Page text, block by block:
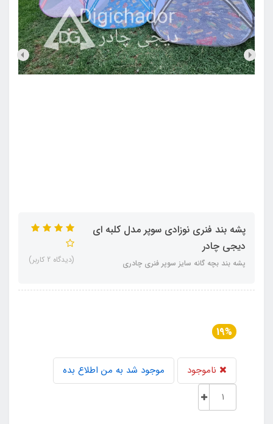
پشه‌ بند فنری نوزادی سوپر مدل کلبه ای
دیجی چادر
پشه‌ بند بچه گانه سایز سوپر فنری چادری (دیدگاه 2 کاربر)
19%
ناموجود موجود شد به من اطلاع بده